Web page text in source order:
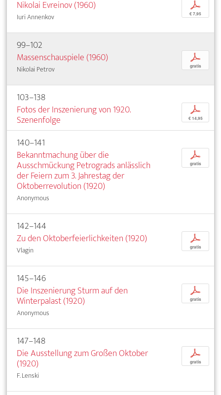
Nikolai Evreinov (1960)
Iuri Annenkov
p
€ 7,95
99–102
Massenschauspiele (1960)
Nikolai Petrov
p
gratis
103–138
Fotos der Inszenierung von 1920.
Szenenfolge
p
€ 14,95
140–141
Bekanntmachung über die
Ausschmückung Petrograds anlässlich
der Feiern zum 3. Jahrestag der
Oktoberrevolution (1920)
Anonymous
p
gratis
142–144
Zu den Oktoberfeierlichkeiten (1920)
Vlagin
p
gratis
145–146
Die Inszenierung Sturm auf den
Winterpalast (1920)
Anonymous
p
gratis
147–148
Die Ausstellung zum Großen Oktober
(1920)
F. Lenski
p
gratis